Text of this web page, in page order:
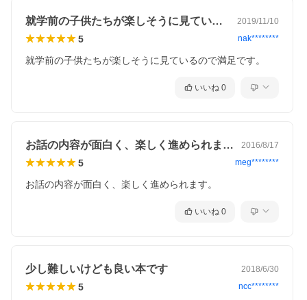
就学前の子供たちが楽しそうに見ているの… 2019/11/10
5 nak********
就学前の子供たちが楽しそうに見ているので満足です。
いいね 0
お話の内容が面白く、楽しく進められます… 2016/8/17
5 meg********
お話の内容が面白く、楽しく進められます。
いいね 0
少し難しいけども良い本です 2018/6/30
5 ncc********